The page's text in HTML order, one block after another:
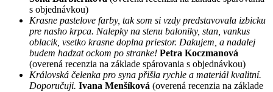
s objednávkou)
Krasne pastelove farby, tak som si vzdy predstavovala izbicku
pre nasho krpca. Nalepky na stenu baloniky, stan, vankus
oblacik, vsetko krasne doplna priestor. Dakujem, a nadalej
budem hadzat ockom po stranke! Petra Koczmanová
(overená recenzia na základe spárovania s objednávkou)
Královská čelenka pro syna přišla rychle a materiál kvalitní.
Doporučuji. Ivana Menšíková (overená recenzia na základe